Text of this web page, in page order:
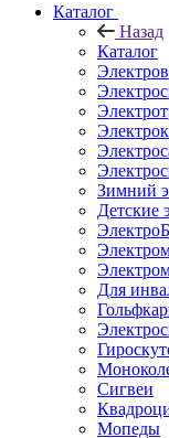
Каталог
Назад
Каталог
Зимний
Детские
Для
Сигвеи
Мопеды